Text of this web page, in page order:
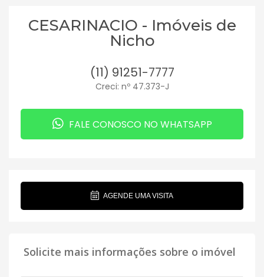
CESARINACIO - Imóveis de
Nicho
(11) 91251-7777
Creci: nº 47.373-J
FALE CONOSCO NO WHATSAPP
AGENDE UMA VISITA
Solicite mais informações sobre o imóvel